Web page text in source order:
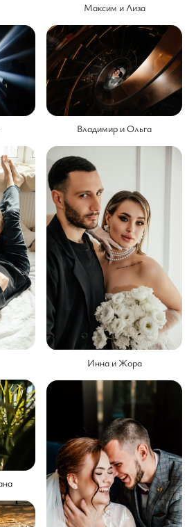
Максим и Лиза
Владимир и Ольга
Инна и Жора